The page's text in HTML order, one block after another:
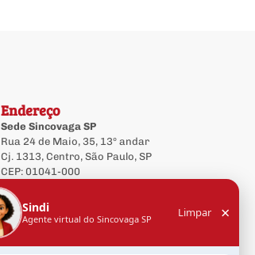
Endereço
Sede Sincovaga SP
Rua 24 de Maio, 35, 13º andar
Cj. 1313, Centro, São Paulo, SP
CEP: 01041-000
Auditório
Contato
Telefone/WhatsApp:
Sindi
Agente virtual do Sincovaga SP Limpar ×